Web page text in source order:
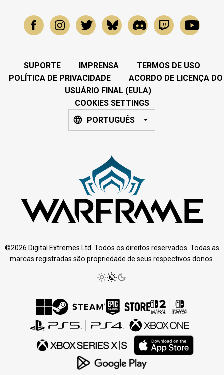
SUPORTE IMPRENSA
TERMOS DE USO
POLÍTICA DE PRIVACIDADE
ACORDO DE LICENÇA DO
USUÁRIO FINAL (EULA)
COOKIES SETTINGS
PORTUGUÊS
©2026 Digital Extremes Ltd. Todos os direitos reservados. Todas as
marcas registradas são propriedade de seus respectivos donos.